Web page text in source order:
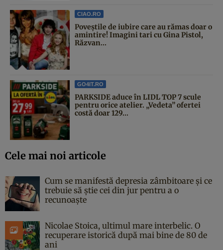
CIAO.RO
Poveştile de iubire care au rămas doar o
amintire! Imagini tari cu Gina Pistol,
Răzvan...
GO4IT.RO
PARKSIDE aduce în LIDL TOP 7 scule
pentru orice atelier. „Vedeta” ofertei
costă doar 129...
Cele mai noi articole
Cum se manifestă depresia zâmbitoare și ce
trebuie să știe cei din jur pentru a o
recunoaște
Nicolae Stoica, ultimul mare interbelic. O
recuperare istorică după mai bine de 80 de
ani